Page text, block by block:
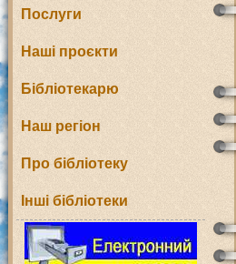
Послуги
Наші проєкти
Бібліотекарю
Наш регіон
Про бібліотеку
Інші бібліотеки